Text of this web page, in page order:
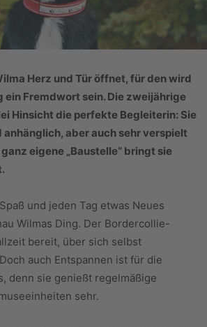
Herz und Tür öffnet, für den wird
Fremdwort sein. Die zweijährige
Hinsicht die perfekte Begleiterin: Sie
aber auch sehr verspielt
eigene „Baustelle“ bringt sie
und jeden Tag etwas Neues
Wilmas Ding. Der Bordercollie-
bereit, über sich selbst
auch Entspannen ist für die
denn sie genießt regelmäßige
sehr.